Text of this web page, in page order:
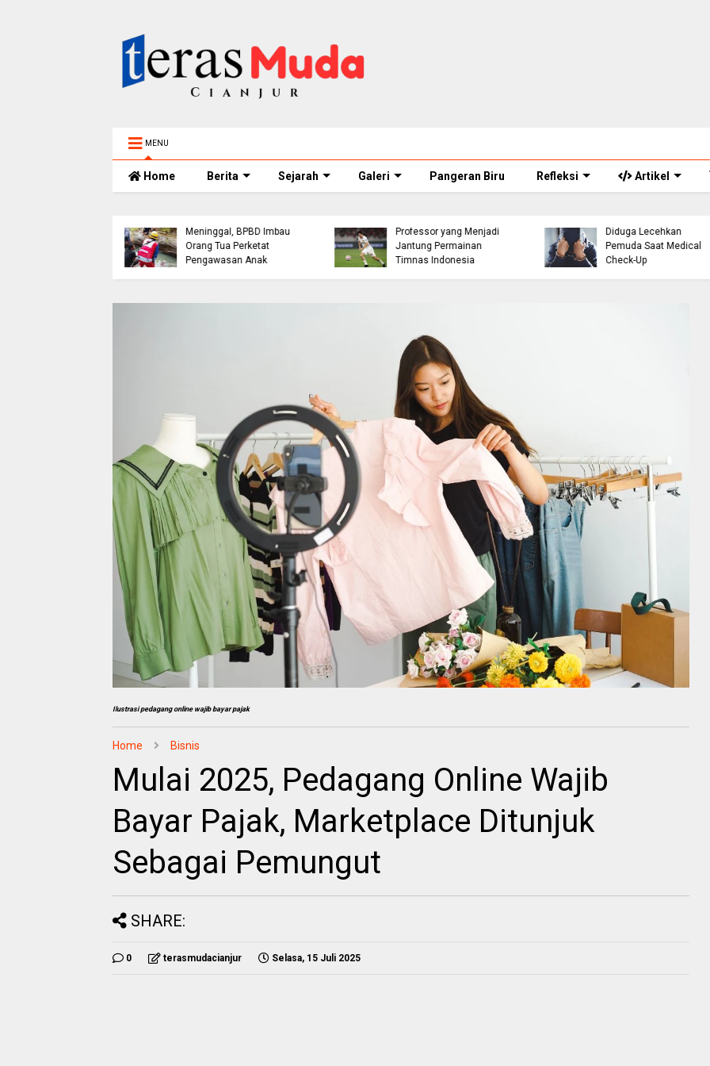
MENU
Home Berita Sejarah Galeri Pangeran Biru Refleksi Artikel
Meninggal, BPBD Imbau
Orang Tua Perketat
Pengawasan Anak
Professor yang Menjadi
Jantung Permainan
Timnas Indonesia
Diduga Lecehkan
Pemuda Saat Medical
Check-Up
Ilustrasi pedagang online wajib bayar pajak
Home Bisnis
Mulai 2025, Pedagang Online Wajib
Bayar Pajak, Marketplace Ditunjuk
Sebagai Pemungut
SHARE:
0 terasmudacianjur Selasa, 15 Juli 2025